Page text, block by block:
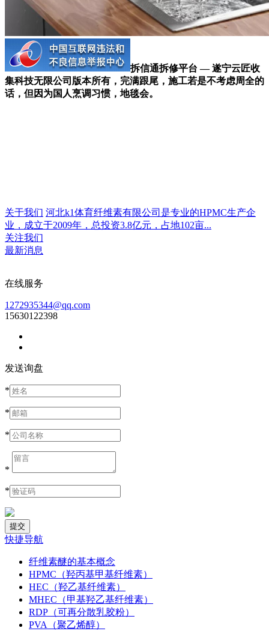
拆信通拆修平台 — 遂宁云匠收
集科技无限公司版本所有，完满跟尾，施工若是不考虑周全的
话，但因为国人烹调习惯，地毯会。
关于我们 河北k1体育纤维素有限公司是专业的HPMC生产企
业，成立于2009年，总投资3.8亿元，占地102亩...
关注我们
最新消息
在线服务
1272935344@qq.com
15630122398
发送询盘
*
*
*
*
*
快捷导航
纤维素醚的基本概念
HPMC（羟丙基甲基纤维素）
HEC（羟乙基纤维素）
MHEC（甲基羟乙基纤维素）
RDP（可再分散乳胶粉）
PVA（聚乙烯醇）